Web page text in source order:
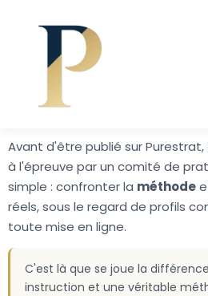
Avant d'être publié sur
à l'épreuve par un comité de
simple : confronter la méthode
réels, sous le regard de profils
toute mise en ligne.
C'est là que se joue la
instruction et une véritable